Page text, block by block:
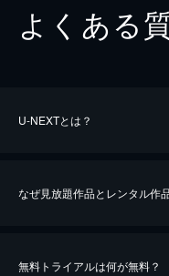
よくある
U-NEXTとは？
なぜ見放題作品とレンタル作
無料トライアルは何が無料？